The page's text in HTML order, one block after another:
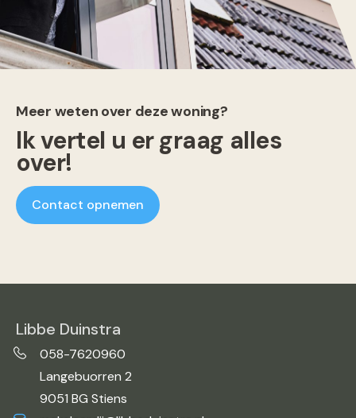
Meer weten over deze woning?
Ik vertel u er graag alles
over!
Contact opnemen
Libbe Duinstra
058-7620960
Langebuorren 2
9051 BG Stiens